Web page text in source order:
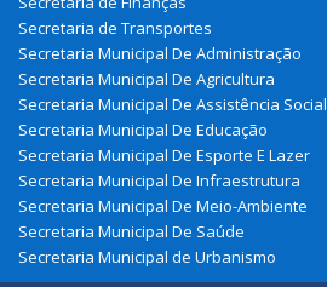
Secretaria de Transportes
Secretaria Municipal De Administração
Secretaria Municipal De Agricultura
Secretaria Municipal De Assistência Social
Secretaria Municipal De Educação
Secretaria Municipal De Esporte E Lazer
Secretaria Municipal De Infraestrutura
Secretaria Municipal De Meio-Ambiente
Secretaria Municipal De Saúde
Secretaria Municipal de Urbanismo